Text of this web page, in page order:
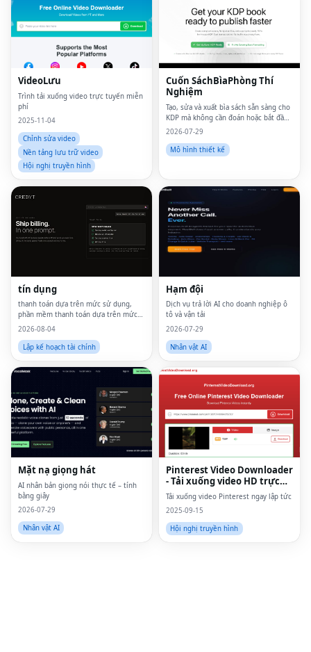
VideoLưu
Trình tải xuống video trực tuyến miễn
phí
2025-11-04
Chỉnh sửa video
Nền tảng lưu trữ video
Hội nghị truyền hình
Cuốn SáchBìaPhòng Thí
Nghiệm
Tạo, sửa và xuất bìa sách sẵn sàng cho
KDP mà không cần đoán hoặc bắt đầu
lại từ đầu.
2026-07-29
Mô hình thiết kế
tín dụng
thanh toán dựa trên mức sử dụng,
phần mềm thanh toán dựa trên mức
sử dụng, thanh toán theo đồng hồ đo,
từ ai, định giá dựa trên mức tiêu
dùng, thanh to
2026-08-04
Lập kế hoạch tài chính
Hạm đội
Dịch vụ trả lời AI cho doanh nghiệp ô
tô và vận tải
2026-07-29
Nhân vật AI
Mặt nạ giọng hát
AI nhân bản giọng nói thực tế – tính
bằng giây
2026-07-29
Nhân vật AI
Pinterest Video Downloader
- Tải xuống video HD trực
tuyến
Tải xuống video Pinterest ngay lập tức
2025-09-15
Hội nghị truyền hình